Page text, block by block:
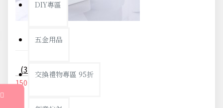
DIY專區
五金用品
交換禮物專區 95折
(3入)旅行必備密封香皂收納盒 方便攜帶防水海綿肥皂盒 香皂盒
150元